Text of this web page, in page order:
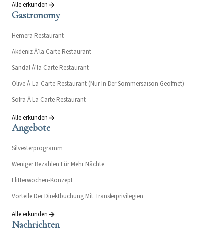
Alle erkunden
Gastronomy
Hemera Restaurant
Akdeniz Á’la Carte Restaurant
Sandal Á’la Carte Restaurant
Olive À-La-Carte-Restaurant (Nur In Der Sommersaison Geöffnet)
Sofra À La Carte Restaurant
Alle erkunden
Angebote
Silvesterprogramm
Weniger Bezahlen Für Mehr Nächte
Flitterwochen-Konzept
Vorteile Der Direktbuchung Mit Transferprivilegien
Alle erkunden
Nachrichten